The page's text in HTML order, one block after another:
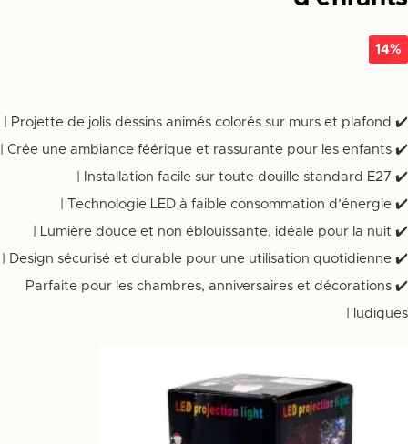
14%
✔️ Projette de jolis dessins animés colorés sur murs et plafond |
✔️ Crée une ambiance féérique et rassurante pour les enfants |
✔️ Installation facile sur toute douille standard E27 |
✔️ Technologie LED à faible consommation d’énergie |
✔️ Lumière douce et non éblouissante, idéale pour la nuit |
✔️ Design sécurisé et durable pour une utilisation quotidienne |
✔️ Parfaite pour les chambres, anniversaires et décorations
ludiques |